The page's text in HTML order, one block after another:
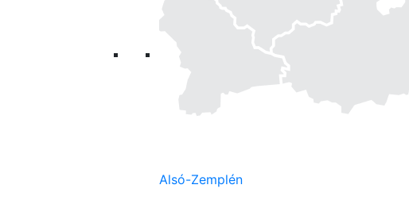
Alsó-Zemplén